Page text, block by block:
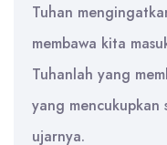
Tuhan
membawa kita
Tuhanlah yang
yang
ujarnya.